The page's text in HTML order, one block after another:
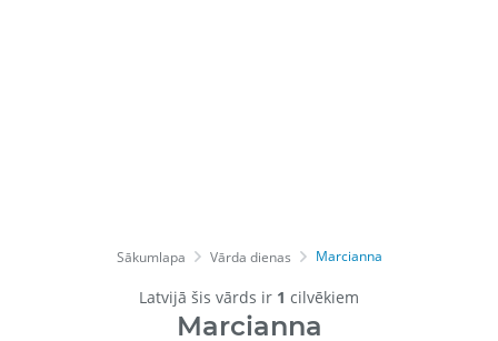
Sākumlapa Vārda dienas Marcianna
Latvijā šis vārds ir 1 cilvēkiem
Marcianna